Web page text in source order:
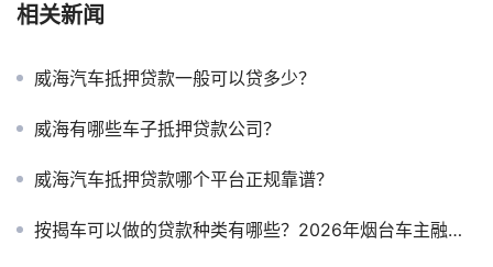
相关新闻
威海汽车抵押贷款一般可以贷多少？
威海有哪些车子抵押贷款公司？
威海汽车抵押贷款哪个平台正规靠谱？
按揭车可以做的贷款种类有哪些？2026年烟台车主融资全攻略